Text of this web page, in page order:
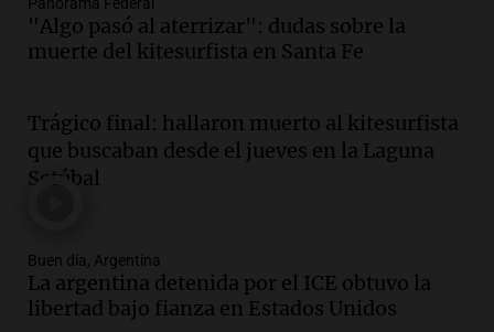
crecimiento futbolístico de su hijo en el
Barcelona y su futuro
Audio.Nutricionista derribó el mito del
desayuno ideal: ¿ qué alimentos
conviene priorizar cada día ?
Audio.Detenidos relacionados con el
caso Barreler se amplían según familia
de la víctima
Panorama Federal
"Algo pasó al aterrizar": dudas sobre la
muerte del kitesurfista en Santa Fe
Trágico final: hallaron muerto al kitesurfista
que buscaban desde el jueves en la Laguna
Setúbal
Buen día, Argentina
La argentina detenida por el ICE obtuvo la
libertad bajo fianza en Estados Unidos